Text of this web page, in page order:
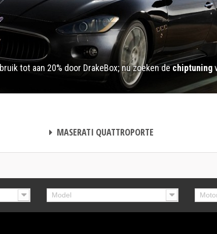
tot aan 20% door DrakeBox; nu zoeken dechiptuning
MASERATI QUATTROPORTE
Model